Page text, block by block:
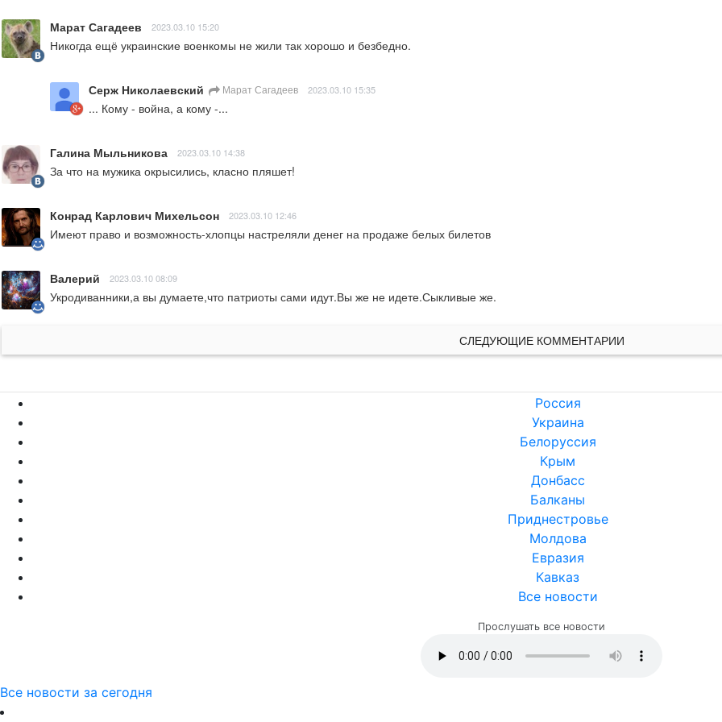
Марат Сагадеев 2023.03.10 15:20
Никогда ещё украинские военкомы не жили так хорошо и безбедно.
Серж Николаевский Марат Сагадеев 2023.03.10 15:35
... Кому - война, а кому -...
Галина Мыльникова 2023.03.10 14:38
За что на мужика окрысились, класно пляшет!
Конрад Карлович Михельсон 2023.03.10 12:46
Имеют право и возможность-хлопцы настреляли денег на продаже белых билетов
Валерий 2023.03.10 08:09
Укродиванники,а вы думаете,что патриоты сами идут.Вы же не идете.Сыкливые же.
СЛЕДУЮЩИЕ КОММЕНТАРИИ
Россия
Украина
Белоруссия
Крым
Донбасс
Балканы
Приднестровье
Молдова
Евразия
Кавказ
Все новости
Прослушать все новости
Все новости за сегодня